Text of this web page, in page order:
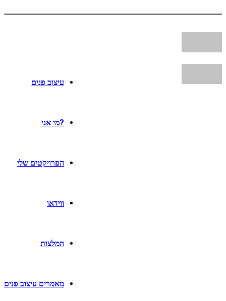
עיצוב פנים
?מי אני
הפרויקטים שלי
ווידאו
המלצות
מאמרים עיצוב פנים